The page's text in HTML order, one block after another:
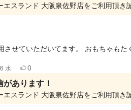
させていただいてます。 おもちゃもた
水 0
あります！